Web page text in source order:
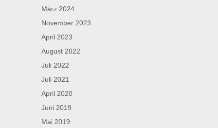
März 2024
November 2023
April 2023
August 2022
Juli 2022
Juli 2021
April 2020
Juni 2019
Mai 2019